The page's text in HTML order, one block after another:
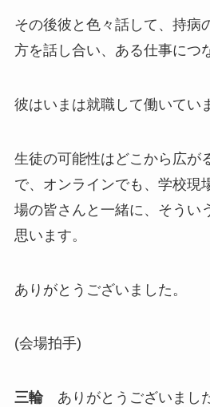
その後彼と色々話して、持病
方を話し合い、ある仕事につ
彼はいまは就職して働いてい
生徒の可能性はどこから広が
で、オンラインでも、学校現
場の皆さんと一緒に、そうい
思います。
ありがとうございました。
(会場拍手)
三輪ありがとうございました